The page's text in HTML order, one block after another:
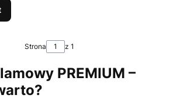
Strona z 1
PREMIUM –